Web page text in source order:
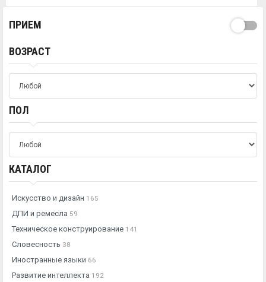
ПРИЕМ
ВОЗРАСТ
ПОЛ
КАТАЛОГ
Искусство и дизайн 165
ДПИ и ремесла 59
Техническое конструирование 141
Словесность 38
Иностранные языки 66
Развитие интеллекта 192